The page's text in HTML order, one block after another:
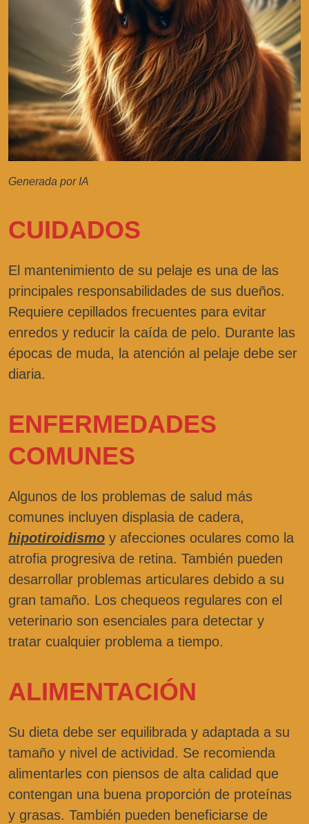
Generada por IA
CUIDADOS
El mantenimiento de su pelaje es una de las
principales responsabilidades de sus dueños.
Requiere cepillados frecuentes para evitar
enredos y reducir la caída de pelo. Durante las
épocas de muda, la atención al pelaje debe ser
diaria.
ENFERMEDADES
COMUNES
Algunos de los problemas de salud más
comunes incluyen displasia de cadera,
hipotiroidismo y afecciones oculares como la
atrofia progresiva de retina. También pueden
desarrollar problemas articulares debido a su
gran tamaño. Los chequeos regulares con el
veterinario son esenciales para detectar y
tratar cualquier problema a tiempo.
ALIMENTACIÓN
Su dieta debe ser equilibrada y adaptada a su
tamaño y nivel de actividad. Se recomienda
alimentarles con piensos de alta calidad que
contengan una buena proporción de proteínas
y grasas. También pueden beneficiarse de